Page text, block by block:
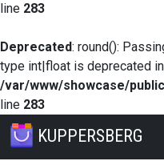
line 283
Deprecated: round():
type int|float is deprecated in
/var/www/showcase/
line 283
KUPPERSBERG